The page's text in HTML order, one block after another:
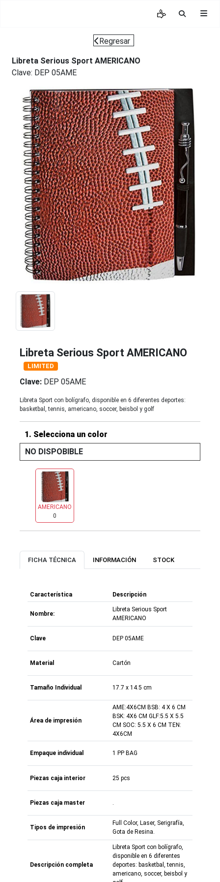
Regresar
Libreta Serious Sport AMERICANO
Clave: DEP 05AME
Libreta Serious Sport AMERICANO
LIMITED
Clave: DEP 05AME
Libreta Sport con bolígrafo, disponible en 6 diferentes deportes:
basketbal, tennis, americano, soccer, beisbol y golf
1. Selecciona un color
NO DISPOBIBLE
AMERICANO
0
FICHA TÉCNICA INFORMACIÓN STOCK
Característica Descripción
Nombre:
Libreta Serious Sport
AMERICANO
Clave DEP 05AME
Material Cartón
Tamaño Individual 17.7 x 14.5 cm
Área de impresión
AME:4X6CM BSB: 4 X 6 CM
BSK: 4X6 CM GLF:5.5 X 5.5
CM SOC: 5.5 X 6 CM TEN:
4X6CM
Empaque individual 1 PP BAG
Piezas caja interior 25 pcs
Piezas caja master
Tipos de impresión
Full Color, Laser, Serigrafía,
Gota de Resina.
Descripción completa
Libreta Sport con bolígrafo,
disponible en 6 diferentes
deportes: basketbal, tennis,
americano, soccer, beisbol y